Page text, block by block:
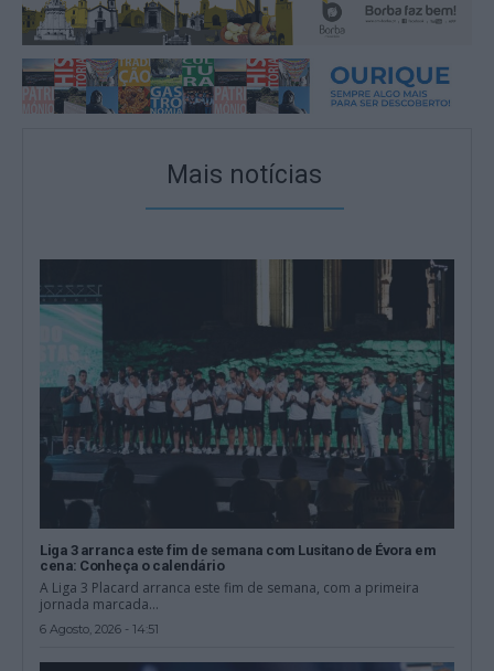
Mais notícias
Liga 3 arranca este fim de semana com Lusitano de Évora em
cena: Conheça o calendário
A Liga 3 Placard arranca este fim de semana, com a primeira
jornada marcada...
6 Agosto, 2026 - 14:51